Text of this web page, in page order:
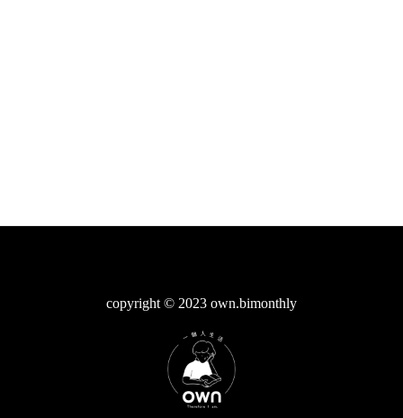
copyright © 2023 own.bimonthly